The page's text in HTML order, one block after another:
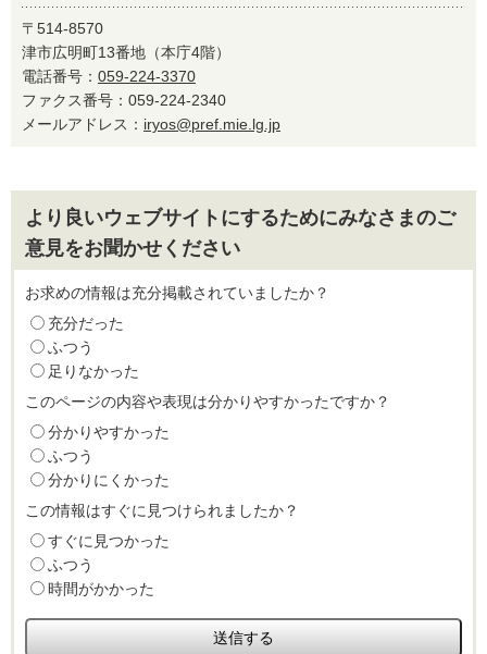
〒514-8570
津市広明町13番地（本庁4階）
電話番号： 059-224-3370
ファクス番号：059-224-2340
メールアドレス： iryos@pref.mie.lg.jp
より良いウェブサイトにするためにみなさまのご
意見をお聞かせください
お求めの情報は充分掲載されていましたか？
充分だった
ふつう
足りなかった
このページの内容や表現は分かりやすかったですか？
分かりやすかった
ふつう
分かりにくかった
この情報はすぐに見つけられましたか？
すぐに見つかった
ふつう
時間がかかった